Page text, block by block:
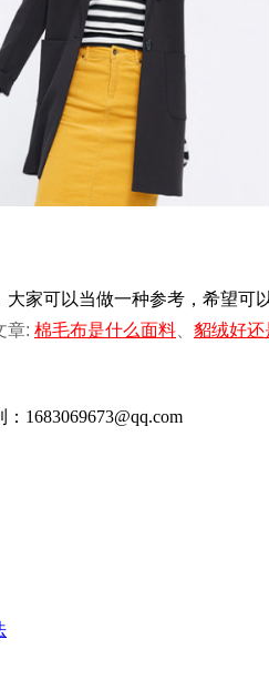
大家可以当做一种参考，希望可
章: 棉毛布是什么面料 貂绒好还
1683069673@qq.com